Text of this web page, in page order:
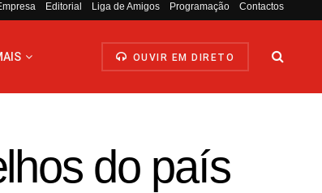
Editorial Liga de Amigos Programação Contactos
OUVIR EM DIRETO
do país